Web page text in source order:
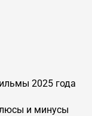
2025 года
и минусы